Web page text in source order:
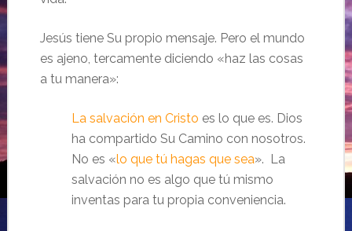
Jesús tiene Su propio mensaje. Pero el mundo
es ajeno, tercamente diciendo «haz las cosas
a tu manera»:
La salvación en Cristo es lo que es. Dios
ha compartido Su Camino con nosotros.
No es «lo que tú hagas que sea». La
salvación no es algo que tú mismo
inventas para tu propia conveniencia.